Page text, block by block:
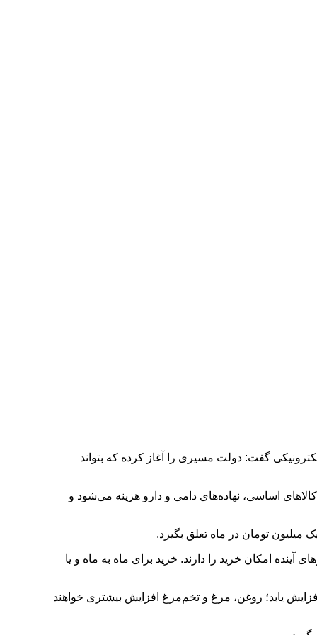
گفت: دولت مسیری را آغاز کرده که بتواند
سفره مردم وارد نشود؛ دولت چهاردهم دید علیرغم اینکه بیش از ۱۰ میلیارد دلار برای کالاهای اساسی، نهاده‌های دامی و دارو هزینه می‌شود و
میلیون تومان در ماه تعلق بگیرد.
امکان خرید را دارند. خرید برای ماه به ماه و یا
یابد؛ روغن، مرغ و تخم‌مرغ افزایش بیشتری خواهند